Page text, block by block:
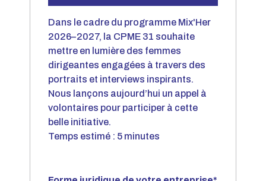
Dans le cadre du programme Mix'Her
2026–2027, la CPME 31 souhaite
mettre en lumière des femmes
dirigeantes engagées à travers des
portraits et interviews inspirants.
Nous lançons aujourd’hui un appel à
volontaires pour participer à cette
belle initiative.
Temps estimé : 5 minutes